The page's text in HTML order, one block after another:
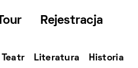
Rejestracja
Teatr Literatura Historia